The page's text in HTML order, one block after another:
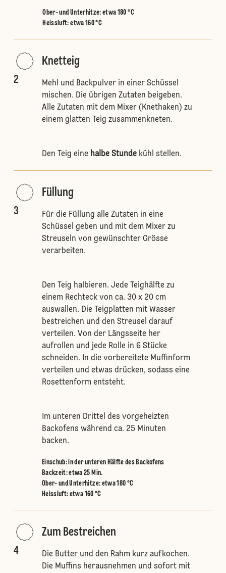
Ober- und Unterhitze: etwa 180 °C
Heissluft: etwa 160 °C
2
Knetteig
Mehl und Backpulver in einer Schüssel
mischen. Die übrigen Zutaten beigeben.
Alle Zutaten mit dem Mixer (Knethaken) zu
einem glatten Teig zusammenkneten.
Den Teig eine halbe Stundekühl stellen.
3
Füllung
Für die Füllung alle Zutaten in eine
Schüssel geben und mit dem Mixer zu
Streuseln von gewünschter Grösse
verarbeiten.
Den Teig halbieren. Jede Teighälfte zu
einem Rechteck von ca. 30 x 20 cm
auswallen. Die Teigplatten mit Wasser
bestreichen und den Streusel darauf
verteilen. Von der Längsseite her
aufrollen und jede Rolle in 6 Stücke
schneiden. In die vorbereitete Muffinform
verteilen und etwas drücken, sodass eine
Rosettenform entsteht.
Im unteren Drittel des vorgeheizten
Backofens während ca. 25 Minuten
backen.
Einschub:in der unteren Hälfte des Backofens
Backzeit: etwa 25 Min.
Ober- und Unterhitze: etwa 180 °C
Heissluft: etwa 160 °C
4
Zum Bestreichen
Die Butter und den Rahm kurz aufkochen.
Die Muffins herausnehmen und sofort mit